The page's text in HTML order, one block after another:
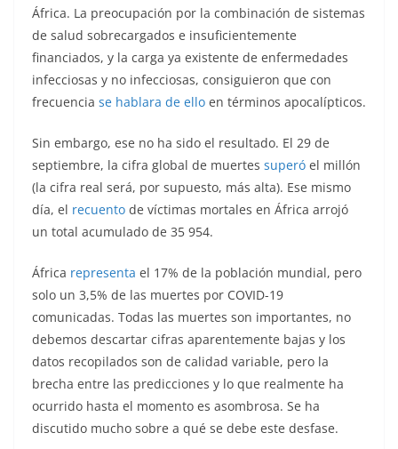
África. La preocupación por la combinación de sistemas
de salud sobrecargados e insuficientemente
financiados, y la carga ya existente de enfermedades
infecciosas y no infecciosas, consiguieron que con
frecuencia se hablara de ello en términos apocalípticos.
Sin embargo, ese no ha sido el resultado. El 29 de
septiembre, la cifra global de muertes superó el millón
(la cifra real será, por supuesto, más alta). Ese mismo
día, el recuento de víctimas mortales en África arrojó
un total acumulado de 35 954.
África representa el 17% de la población mundial, pero
solo un 3,5% de las muertes por COVID-19
comunicadas. Todas las muertes son importantes, no
debemos descartar cifras aparentemente bajas y los
datos recopilados son de calidad variable, pero la
brecha entre las predicciones y lo que realmente ha
ocurrido hasta el momento es asombrosa. Se ha
discutido mucho sobre a qué se debe este desfase.